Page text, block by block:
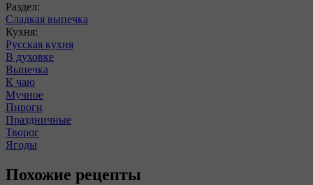
Раздел:
Сладкая выпечка
Кухня:
Русская кухня
В духовке
Выпечка
К чаю
Мучное
Пироги
Праздничные
Творог
Ягоды
Похожие рецепты